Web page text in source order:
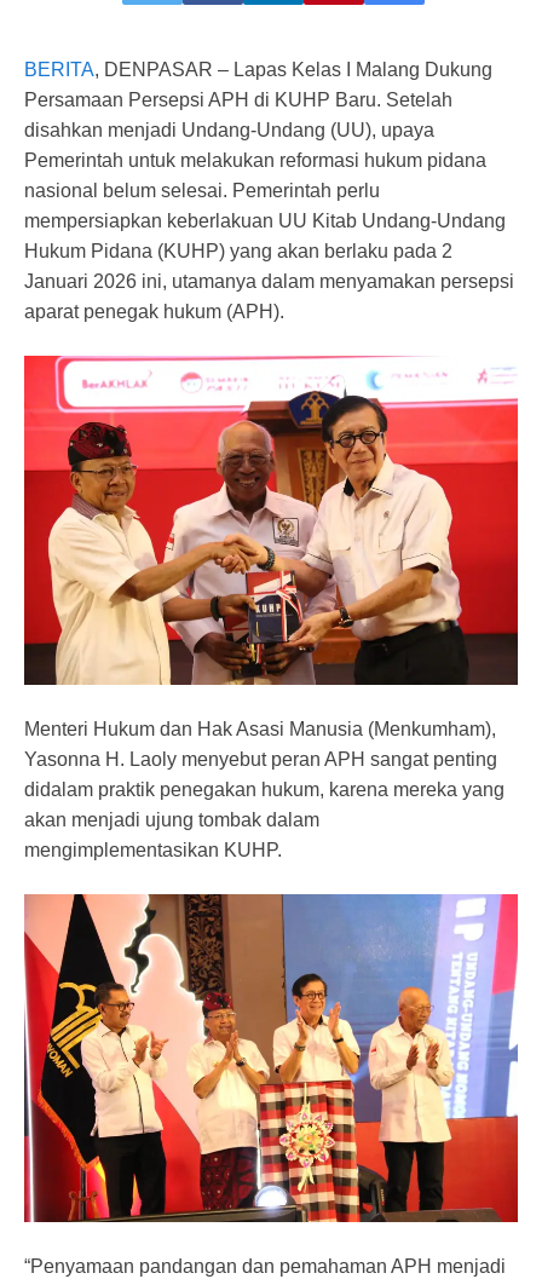
BERITA, DENPASAR – Lapas Kelas I Malang Dukung
Persamaan Persepsi APH di KUHP Baru. Setelah
disahkan menjadi Undang-Undang (UU), upaya
Pemerintah untuk melakukan reformasi hukum pidana
nasional belum selesai. Pemerintah perlu
mempersiapkan keberlakuan UU Kitab Undang-Undang
Hukum Pidana (KUHP) yang akan berlaku pada 2
Januari 2026 ini, utamanya dalam menyamakan persepsi
aparat penegak hukum (APH).
Menteri Hukum dan Hak Asasi Manusia (Menkumham),
Yasonna H. Laoly menyebut peran APH sangat penting
didalam praktik penegakan hukum, karena mereka yang
akan menjadi ujung tombak dalam
mengimplementasikan KUHP.
“Penyamaan pandangan dan pemahaman APH menjadi